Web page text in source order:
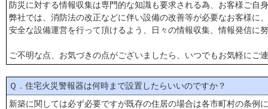
防災に対する情報収集は専門的な知識も要求される為、お客様ご自
弊社では、消防法の改正などに伴い設備の改善等が必要なお客様に
安全な設備運営を行って頂けるよう、日々の情報収集、情報発信に
ご不明な点、お気づきの点がございましたら、いつでもお気軽にご
Ｑ．住宅火災警報器は何時まで設置したらいいのですか？
新築に関しては必ず必要ですが既存の住居の場合は各市町村の条例